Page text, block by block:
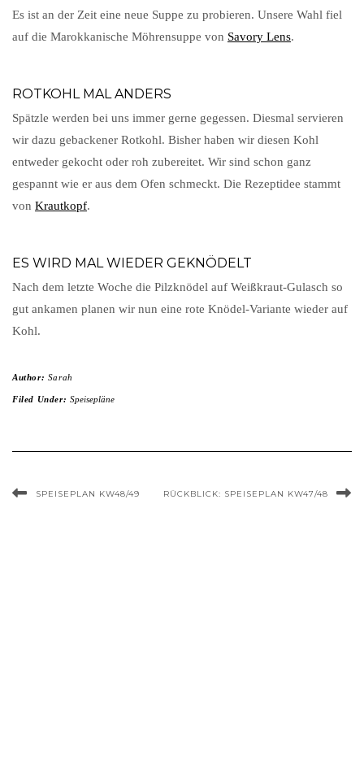
Es ist an der Zeit eine neue Suppe zu probieren. Unsere Wahl fiel
auf die Marokkanische Möhrensuppe von Savory Lens.
ROTKOHL MAL ANDERS
Spätzle werden bei uns immer gerne gegessen. Diesmal servieren
wir dazu gebackener Rotkohl. Bisher haben wir diesen Kohl
entweder gekocht oder roh zubereitet. Wir sind schon ganz
gespannt wie er aus dem Ofen schmeckt. Die Rezeptidee stammt
von Krautkopf.
ES WIRD MAL WIEDER GEKNÖDELT
Nach dem letzte Woche die Pilzknödel auf Weißkraut-Gulasch so
gut ankamen planen wir nun eine rote Knödel-Variante wieder auf
Kohl.
Author: Sarah
Filed Under: Speisepläne
SPEISEPLAN KW48/49 RÜCKBLICK: SPEISEPLAN KW47/48